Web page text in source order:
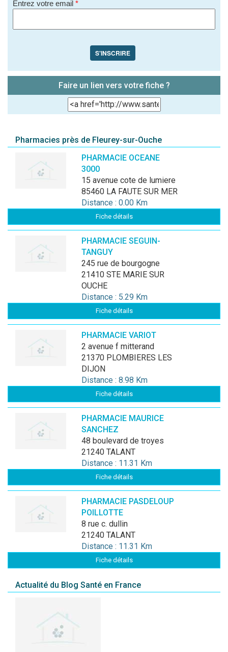
Entrez votre email *
S'INSCRIRE
Faire un lien vers votre fiche ?
Pharmacies près de Fleurey-sur-Ouche
PHARMACIE OCEANE
3000
15 avenue cote de lumiere
85460 LA FAUTE SUR MER
Distance : 0.00 Km
Fiche détails
PHARMACIE SEGUIN-
TANGUY
245 rue de bourgogne
21410 STE MARIE SUR
OUCHE
Distance : 5.29 Km
Fiche détails
PHARMACIE VARIOT
2 avenue f mitterand
21370 PLOMBIERES LES
DIJON
Distance : 8.98 Km
Fiche détails
PHARMACIE MAURICE
SANCHEZ
48 boulevard de troyes
21240 TALANT
Distance : 11.31 Km
Fiche détails
PHARMACIE PASDELOUP
POILLOTTE
8 rue c. dullin
21240 TALANT
Distance : 11.31 Km
Fiche détails
Actualité du Blog Santé en France